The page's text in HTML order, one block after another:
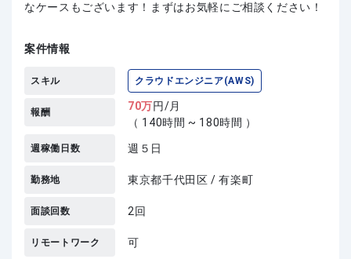
なケースもございます！まずはお気軽にご相談ください！
案件情報
スキル クラウドエンジニア(AWS)
報酬 70万円/月
（ 140時間 ~ 180時間 ）
週稼働日数 週５日
勤務地 東京都千代田区 / 有楽町
面談回数 2回
リモートワーク 可